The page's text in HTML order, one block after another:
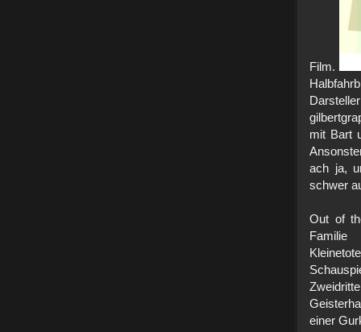
Film.
mit Bart
ach ja,
schwer
Out of
einer